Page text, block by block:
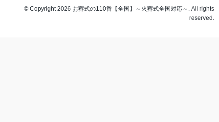
© Copyright 2026 お葬式の110番【全国】～火葬式全国対応～. All rights
reserved.